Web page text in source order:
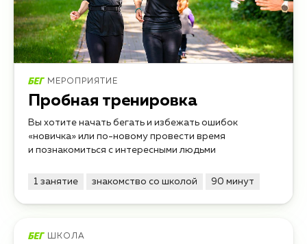
МЕРОПРИЯТИЕ
Пробная тренировка
Вы хотите начать бегать и избежать ошибок
«новичка» или по-новому провести время
и познакомиться с интересными людьми
1 занятие знакомство со школой 90 минут
ШКОЛА